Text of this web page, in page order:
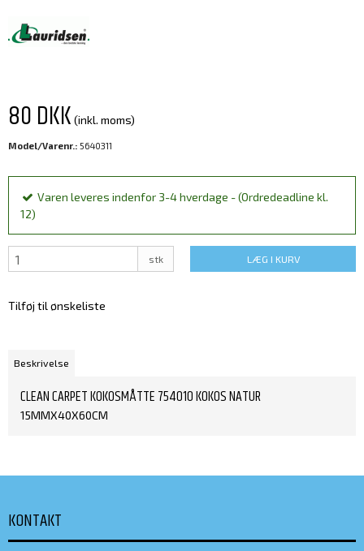
80 DKK (inkl. moms)
Model/Varenr.: 5640311
Varen leveres indenfor 3-4 hverdage - (Ordredeadline kl.
12)
stk LÆG I KURV
Tilføj til ønskeliste
Beskrivelse
CLEAN CARPET KOKOSMÅTTE 754010 KOKOS NATUR
15MMX40X60CM
KONTAKT